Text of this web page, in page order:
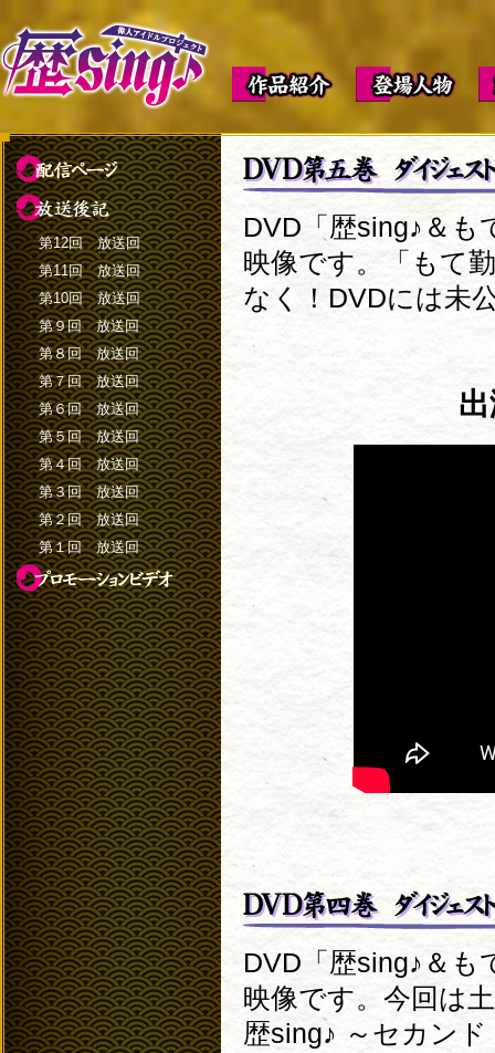
第12回 放送回
第11回 放送回
第10回 放送回
第９回 放送回
第８回 放送回
第７回 放送回
第６回 放送回
第５回 放送回
第４回 放送回
第３回 放送回
第２回 放送回
第１回 放送回
DVD「歴sing♪＆
映像です。「もて
なく！­DVDには未
DVD「歴sing♪＆
映像です。今回は
歴sing♪ ～セカン